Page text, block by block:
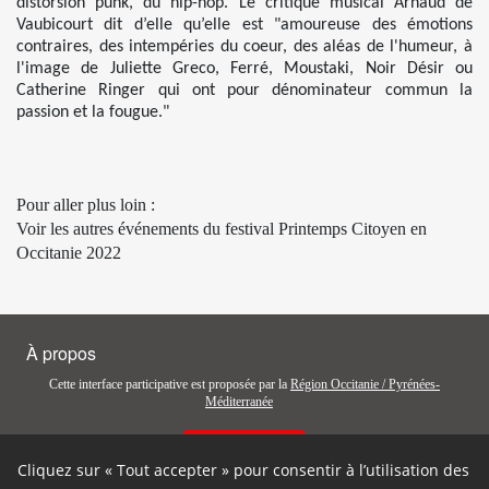
Vaubicourt dit d’elle qu’elle est "amoureuse des émotions
contraires, des intempéries du coeur, des aléas de l'humeur, à
l'image de Juliette Greco, Ferré, Moustaki, Noir Désir ou
Catherine Ringer qui ont pour dénominateur commun la
passion et la fougue."
Pour aller plus loin :
Voir les autres événements du festival Printemps Citoyen en
Occitanie 2022
Cliquez sur « Tout accepter » pour consentir à l’utilisation des
À propos
Cette interface participative est proposée par la Région Occitanie / Pyrénées-
Méditerranée
Autres liens